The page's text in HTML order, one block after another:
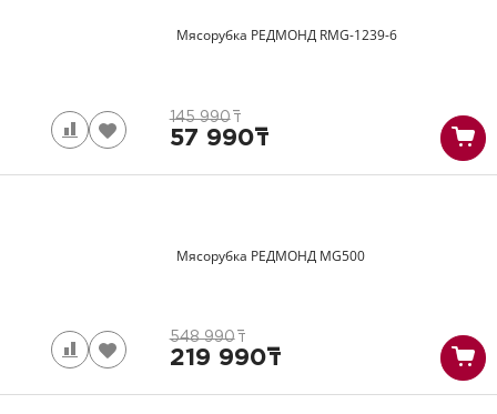
Мясорубка РЕДМОНД RMG-1239-6
145 990 т
57 990т
Мясорубка РЕДМОНД MG500
548 990 т
219 990т